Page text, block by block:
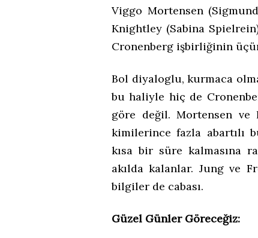
Viggo Mortensen
Knightley (Sabina
Cronenberg işbirliğinin
Bol diyaloglu, kurmaca
bu haliyle hiç de
göre değil. Mortensen ve
kimilerince fazla abartılı
kısa bir süre kalmasına
akılda kalanlar. Jung ve
bilgiler de cabası.
Güzel Günler Göreceğiz: